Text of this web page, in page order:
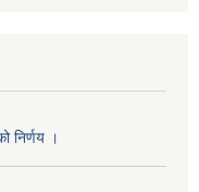
निर्णय ।